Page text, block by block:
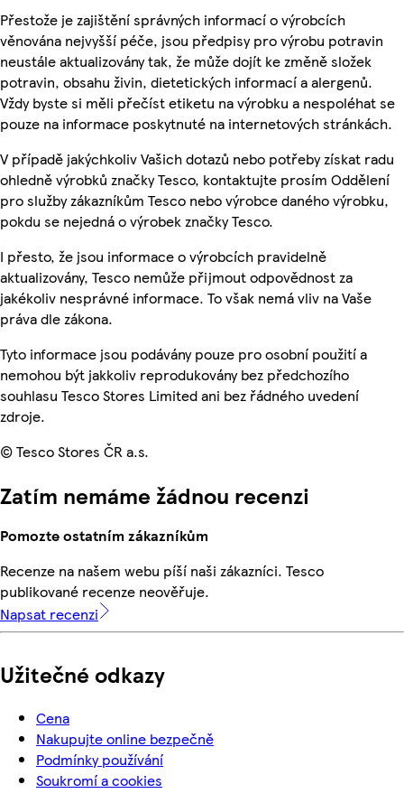
Přestože je zajištění správných informací o výrobcích
věnována nejvyšší péče, jsou předpisy pro výrobu potravin
neustále aktualizovány tak, že může dojít ke změně složek
potravin, obsahu živin, dietetických informací a alergenů.
Vždy byste si měli přečíst etiketu na výrobku a nespoléhat se
pouze na informace poskytnuté na internetových stránkách.
V případě jakýchkoliv Vašich dotazů nebo potřeby získat radu
ohledně výrobků značky Tesco, kontaktujte prosím Oddělení
pro služby zákazníkům Tesco nebo výrobce daného výrobku,
pokdu se nejedná o výrobek značky Tesco.
I přesto, že jsou informace o výrobcích pravidelně
aktualizovány, Tesco nemůže přijmout odpovědnost za
jakékoliv nesprávné informace. To však nemá vliv na Vaše
práva dle zákona.
Tyto informace jsou podávány pouze pro osobní použití a
nemohou být jakkoliv reprodukovány bez předchozího
souhlasu Tesco Stores Limited ani bez řádného uvedení
zdroje.
© Tesco Stores ČR a.s.
Zatím nemáme žádnou recenzi
Pomozte ostatním zákazníkům
Recenze na našem webu píší naši zákazníci. Tesco
publikované recenze neověřuje.
Napsat recenzi
Užitečné odkazy
Cena
Nakupujte online bezpečně
Podmínky používání
Soukromí a cookies